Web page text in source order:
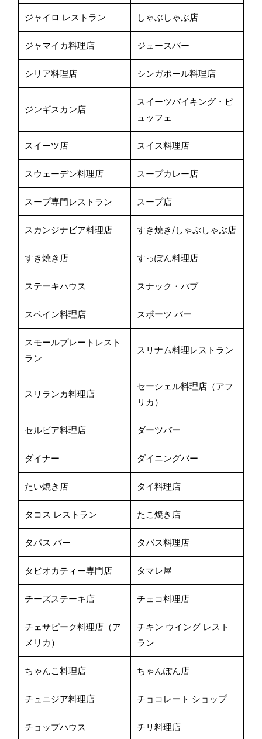
ジャイロ レストラン しゃぶしゃぶ店
ジャマイカ料理店 ジュースバー
シリア料理店 シンガポール料理店
ジンギスカン店
スイーツバイキング・ビ
ュッフェ
スイーツ店 スイス料理店
スウェーデン料理店 スープカレー店
スープ専門レストラン スープ店
スカンジナビア料理店 すき焼き/しゃぶしゃぶ店
すき焼き店 すっぽん料理店
ステーキハウス スナック・パブ
スペイン料理店 スポーツ バー
スモールプレートレスト
ラン
スリナム料理レストラン
スリランカ料理店
セーシェル料理店（アフ
リカ）
セルビア料理店 ダーツバー
ダイナー ダイニングバー
たい焼き店 タイ料理店
タコス レストラン たこ焼き店
タパス バー タパス料理店
タピオカティー専門店 タマレ屋
チーズステーキ店 チェコ料理店
チェサピーク料理店（ア
メリカ）
チキン ウイング レスト
ラン
ちゃんこ料理店 ちゃんぽん店
チュニジア料理店 チョコレート ショップ
チョップハウス チリ料理店